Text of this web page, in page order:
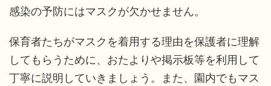
感染の予防にはマスクが欠かせません。
保育者たちがマスクを着用する理由を保護者に理解
してもらうために、おたよりや掲示板等を利用して
丁寧に説明していきましょう。また、園内でもマス